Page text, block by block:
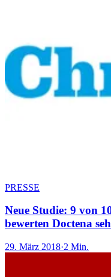
PRESSE
Neue Studie: 9 von
bewerten Doctena
29. März 2018·2 Min.